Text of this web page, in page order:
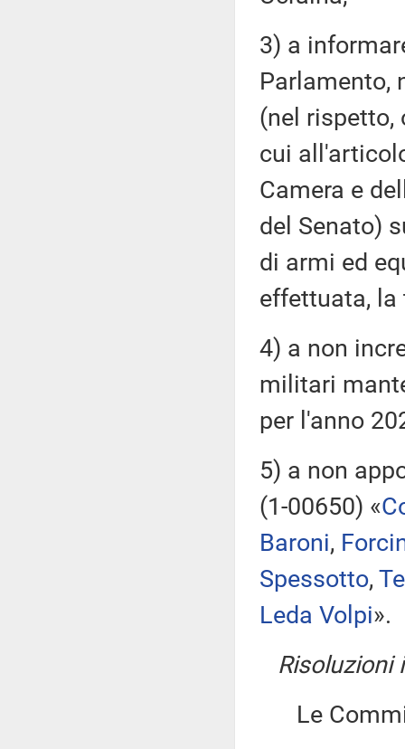
3) a
Parlamento,
(nel rispetto,
cui
Camera e
del Senato)
di armi ed
effettuata,
4) a non
militari
per l'anno
5) a non
(1-00650) «
Baroni,
Spessotto,
Leda Volpi».
Risoluzioni
Le